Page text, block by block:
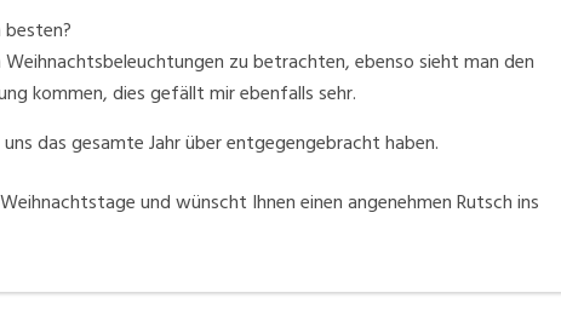
zu betrachten, ebenso sieht man den
kommen, dies gefällt mir ebenfalls sehr.
das gesamte Jahr über entgegengebracht haben.
und wünscht Ihnen einen angenehmen Rutsch ins